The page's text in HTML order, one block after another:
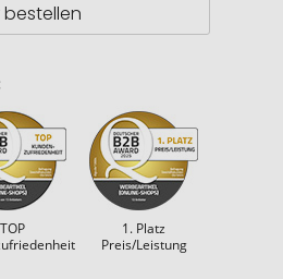
bestellen
TOP
1. Platz
Preis/Leistung